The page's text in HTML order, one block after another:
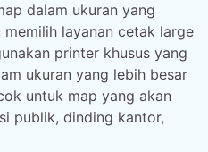
dalam ukuran yang
layanan cetak large
printer khusus yang
ukuran yang lebih besar
untuk map yang akan
publik, dinding kantor,